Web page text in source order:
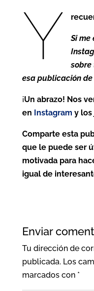
Y
Si me
sobre
esa publicación
¡Un abrazo! Nos
en Instagram y los
Comparte esta
que le puede ser
motivada para
igual de
Enviar
Tu dirección de
publicada. Los
marcados con *